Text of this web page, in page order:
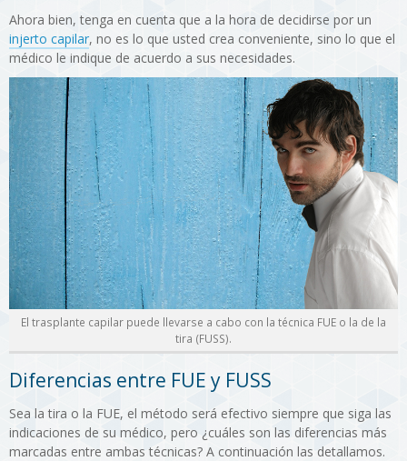
Ahora bien, tenga en cuenta que a la hora de decidirse por un
injerto capilar, no es lo que usted crea conveniente, sino lo que el
médico le indique de acuerdo a sus necesidades.
El trasplante capilar puede llevarse a cabo con la técnica FUE o la de la
tira (FUSS).
Diferencias entre FUE y FUSS
Sea la tira o la FUE, el método será efectivo siempre que siga las
indicaciones de su médico, pero ¿cuáles son las diferencias más
marcadas entre ambas técnicas? A continuación las detallamos.